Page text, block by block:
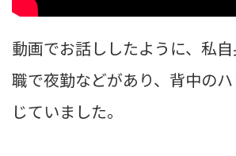
動画でお話ししたように、私
職で夜勤などがあり、背中の
じていました。